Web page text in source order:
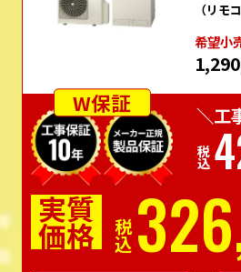
（リモ
希望⼩
W保証
＼工
税込
実質
価格 税込